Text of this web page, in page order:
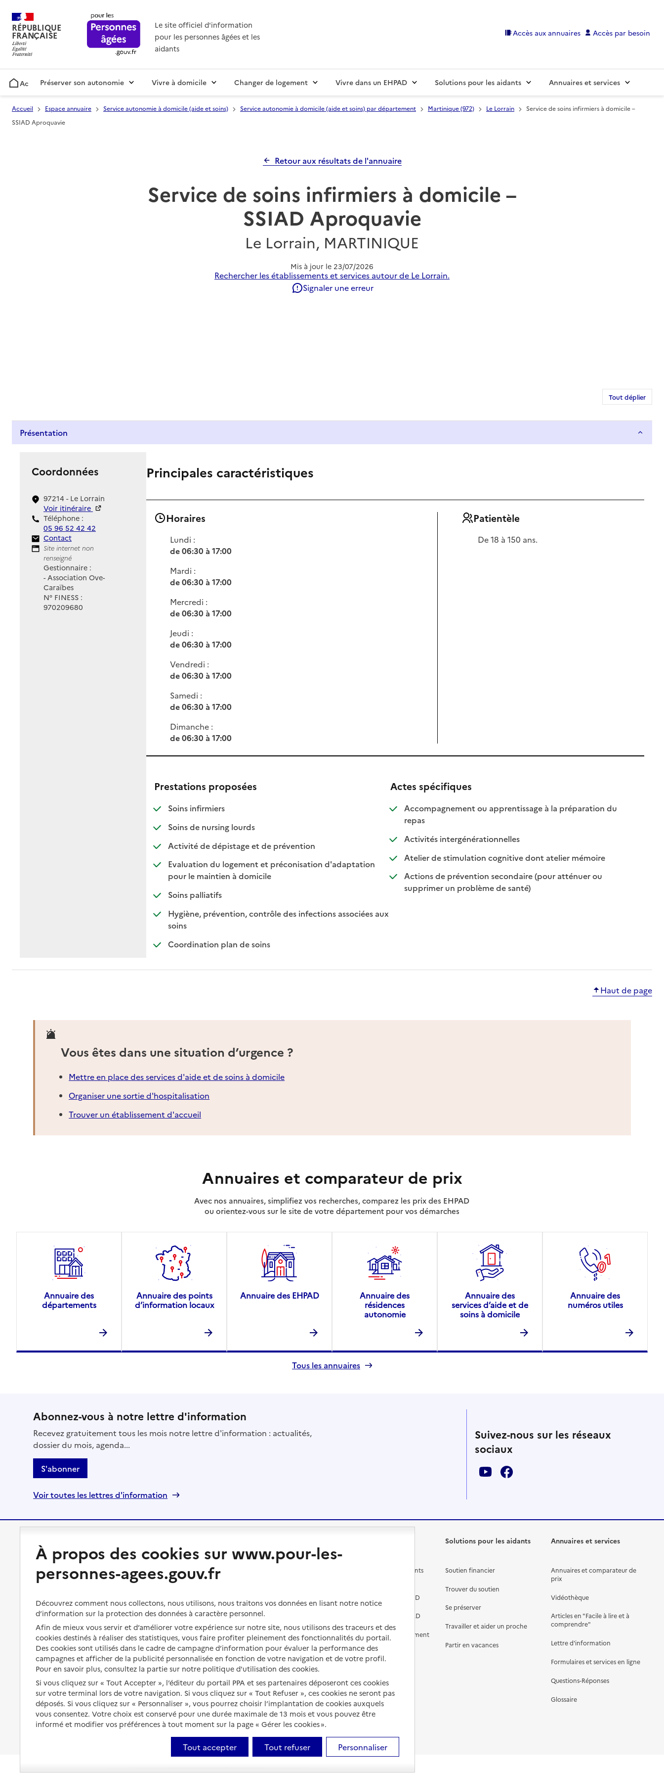
RÉPUBLIQUE
FRANÇAISE
Le site officiel d'information
pour les personnes âgées et les
aidants
Accès aux annuaires Accès par besoin
AccueilPréserver son autonomie Vivre à domicile Changer de logement Vivre dans un EHPAD Solutions pour les aidants Annuaires et services
Accueil Espace annuaire Service autonomie à domicile (aide et soins) Service autonomie à domicile (aide et soins) par département Martinique (972) Le Lorrain
Service de soins infirmiers à domicile –
SSIAD Aproquavie
Retour aux résultats de l'annuaire
Service de soins infirmiers à domicile –
SSIAD Aproquavie
Le Lorrain, MARTINIQUE
Mis à jour le 23/07/2026
Rechercher les établissements et services autour de Le Lorrain.
Signaler une erreur
Tout déplier
Présentation
Coordonnées
97214 - Le Lorrain
Voir itinéraire
Téléphone :
05 96 52 42 42
Contact
Contact
Site Internet
Site internet non
renseigné
Gestionnaire :
- Association Ove-
Caraïbes
N° FINESS :
970209680
Principales caractéristiques
Horaires
Lundi :
de 06:30 à 17:00
Mardi :
de 06:30 à 17:00
Mercredi :
de 06:30 à 17:00
Jeudi :
de 06:30 à 17:00
Vendredi :
de 06:30 à 17:00
Samedi :
de 06:30 à 17:00
Dimanche :
de 06:30 à 17:00
Patientèle
De 18 à 150 ans.
Prestations proposées
Soins infirmiers: disponible
: non disponible
Soins de nursing lourds: disponible
: non disponible
Activité de dépistage et de prévention: disponible
: non disponible
Evaluation du logement et préconisation d'adaptation
pour le maintien à domicile: disponible
: non disponible
Soins palliatifs: disponible
: non disponible
Hygiène, prévention, contrôle des infections associées aux
soins
: disponible
: non disponible
Coordination plan de soins: disponible
: non disponible
Actes spécifiques
Accompagnement ou apprentissage à la préparation du
repas
: disponible
: non disponible
Activités intergénérationnelles: disponible
: non disponible
Atelier de stimulation cognitive dont atelier mémoire: disponible
: non disponible
Actions de prévention secondaire (pour atténuer ou
supprimer un problème de santé): disponible
: non disponible
Haut de page
Vous êtes dans une situation d’urgence ?
Mettre en place des services d'aide et de soins à domicile
Organiser une sortie d'hospitalisation
Trouver un établissement d'accueil
Annuaires et comparateur de prix
Avec nos annuaires, simplifiez vos recherches, comparez les prix des EHPAD
ou orientez-vous sur le site de votre département pour vos démarches
Annuaire des
départements
Annuaire des points
d’information locaux
Annuaire des EHPAD
Annuaire des
résidences
autonomie
Annuaire des
services d’aide et de
soins à domicile
Annuaire des
numéros utiles
Tous les annuaires
Abonnez-vous à notre lettre d'information
Recevez gratuitement tous les mois notre lettre d'information : actualités,
dossier du mois, agenda...
S'abonner
Voir toutes les lettres d'information
Suivez-nous sur les réseaux
sociaux
Perte d'autonomie : évaluation
et droits
s'équiper
Préserver son autonomie et sa
santé
Organiser à l'avance sa propre
protection
Les mesures de protection
Les obligations de la famille
À qui s’adresser ?
Bénéficier d'aide à domicile
Aides financières
Solutions d'accueil temporaire
Partager son logement
Vivre à domicile avec une
maladie ou un handicap
Être hospitalisé
Fin de vie à domicile
Vivre chez un proche
Vivre en accueil familial
Autres solutions de logement
Les différents établissements
Préparer l'entrée en EHPAD
Aides financières en EHPAD
Prévention, accompagnement
et soins
Comprendre les prix en
Fin de vie en EHPAD
Solutions pour les aidants
Soutien financier
Trouver du soutien
Se préserver
Travailler et aider un proche
Partir en vacances
Annuaires et services
Annuaires et comparateur de
prix
Vidéothèque
Articles en "Facile à lire et à
comprendre"
Lettre d'information
Formulaires et services en ligne
Questions-Réponses
Glossaire
À propos des cookies sur www.pour-les-
personnes-agees.gouv.fr
Découvrez comment nous collectons, nous utilisons, nous traitons vos données en lisant notre notice
d’information sur la protection des données à caractère personnel.
Afin de mieux vous servir et d’améliorer votre expérience sur notre site, nous utilisons des traceurs et des
cookies destinés à réaliser des statistiques, vous faire profiter pleinement des fonctionnalités du portail.
Des cookies sont utilisés dans le cadre de campagne d’information pour évaluer la performance des
campagnes et afficher de la publicité personnalisée en fonction de votre navigation et de votre profil.
Pour en savoir plus, consultez la partie sur notre politique d'utilisation des cookies.
Si vous cliquez sur « Tout Accepter », l’éditeur du portail PPA et ses partenaires déposeront ces cookies
sur votre terminal lors de votre navigation. Si vous cliquez sur « Tout Refuser », ces cookies ne seront pas
déposés. Si vous cliquez sur « Personnaliser », vous pourrez choisir l’implantation de cookies auxquels
vous consentez. Votre choix est conservé pour une durée maximale de 13 mois et vous pouvez être
informé et modifier vos préférences à tout moment sur la page « Gérer les cookies ».
Tout accepter Tout refuser Personnaliser